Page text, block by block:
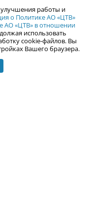
«Афиша»
сайта
персональных данных
работы и
о Политике АО «ЦТВ»
АО «ЦТВ» в отношении
использовать
cookie-файлов. Вы
Вашего браузера.